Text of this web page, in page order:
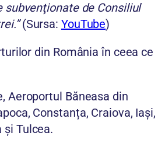
subvenţionate de Consiliul
(Sursa: YouTube)
din România în ceea ce
Aeroportul Băneasa din
Constanța, Craiova, Iași,
și Tulcea.